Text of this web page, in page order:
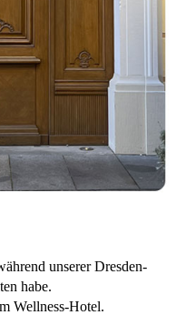
unserer Dresden-
habe.
Wellness-Hotel.